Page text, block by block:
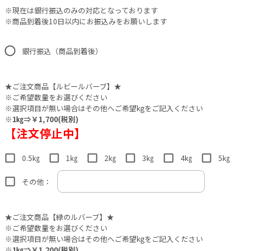
※現在は銀行振込のみの対応となっております
※商品到着後10日以内にお振込みをお願いします
銀行振込（商品到着後）
★ご注文商品【ルビールバーブ】★
※ご希望数量をお選びください
※選択項目が無い場合はその他へご希望kgをご記入ください
※1㎏⇒￥1,700(税別)
【注文停止中】
0.5㎏ 1㎏ 2㎏ 3㎏ 4㎏ 5㎏
その他：
★ご注文商品【緑のルバーブ】★
※ご希望数量をお選びください
※選択項目が無い場合はその他へご希望kgをご記入ください